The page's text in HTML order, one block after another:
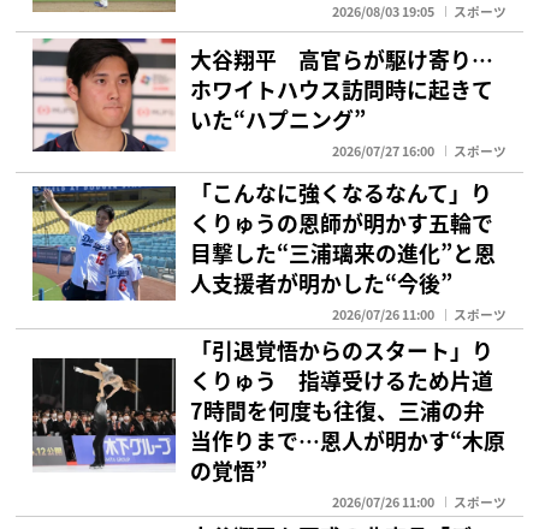
2026/08/03 19:05 スポーツ
大谷翔平 高官らが駆け寄り…
ホワイトハウス訪問時に起きて
いた“ハプニング”
2026/07/27 16:00 スポーツ
「こんなに強くなるなんて」り
くりゅうの恩師が明かす五輪で
目撃した“三浦璃来の進化”と恩
人支援者が明かした“今後”
2026/07/26 11:00 スポーツ
「引退覚悟からのスタート」り
くりゅう 指導受けるため片道
7時間を何度も往復、三浦の弁
当作りまで…恩人が明かす“木原
の覚悟”
2026/07/26 11:00 スポーツ